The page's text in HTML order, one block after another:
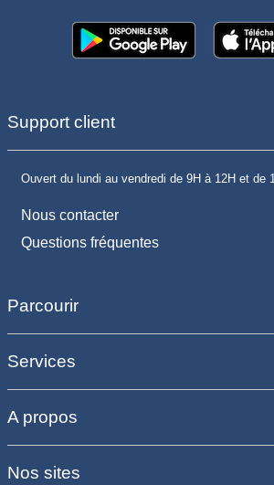
Support client
Ouvert du lundi au vendredi de 9H à 12H et de
Nous contacter
Questions fréquentes
Parcourir
Services
A propos
Nos sites